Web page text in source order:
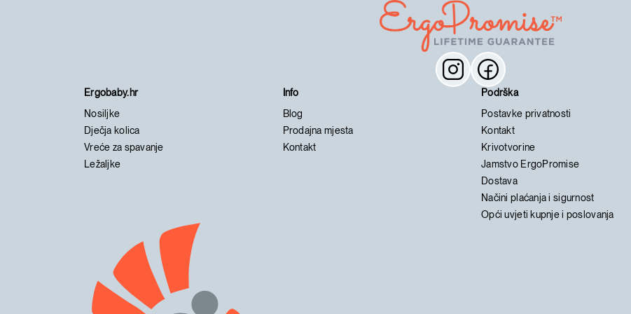
Ergobaby.hr
Nosiljke
Dječja kolica
Vreće za spavanje
Ležaljke
Info
Blog
Prodajna mjesta
Kontakt
Podrška
Postavke privatnosti
Kontakt
Krivotvorine
Jamstvo ErgoPromise
Dostava
Načini plaćanja i sigurnost
Opći uvjeti kupnje i poslovanja